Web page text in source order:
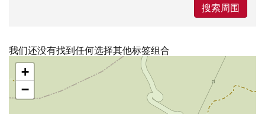
搜索周围
我们还没有找到任何选择其他标签组合
跳
地
图
+
−